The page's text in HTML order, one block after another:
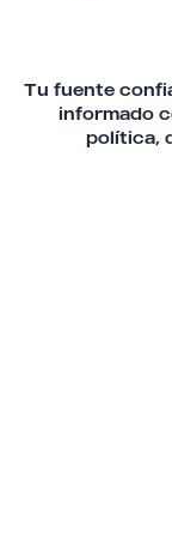
Tu fuente
informado
política,